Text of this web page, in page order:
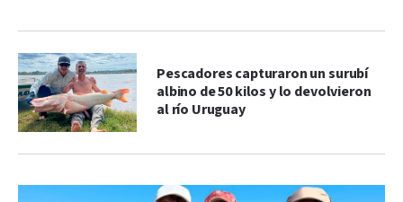
Pescadores capturaron un surubí
albino de 50 kilos y lo devolvieron
al río Uruguay